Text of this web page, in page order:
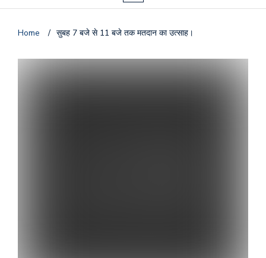
Home / सुबह 7 बजे से 11 बजे तक मतदान का उत्साह।